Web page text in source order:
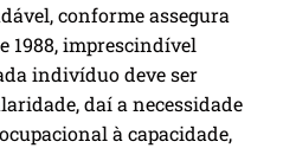
conforme assegura
1988, imprescindível
indivíduo deve ser
daí a necessidade
à capacidade,